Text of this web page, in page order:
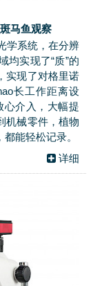
马鱼观察
学系统，在分辨
均实现了“质”的
实现了对格里诺
长工作距离设
心介入，大幅提
机械零件，植物
能轻松记录。
详细